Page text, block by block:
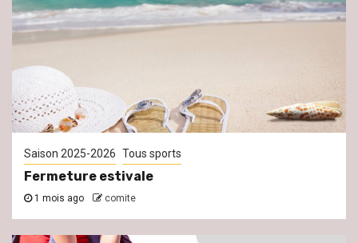
Saison 2025-2026 Tous sports
Fermeture estivale
1 mois ago comite